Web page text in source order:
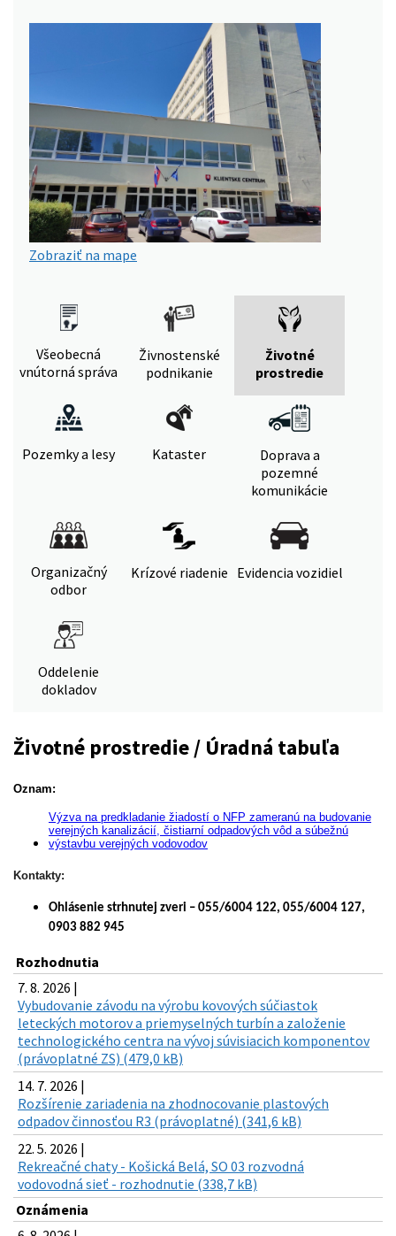
Zobraziť na mape
Všeobecná
vnútorná správa
Živnostenské
podnikanie
Životné
prostredie
Pozemky a lesy Kataster
Doprava a
pozemné
komunikácie
Organizačný
odbor
Krízové riadenie Evidencia vozidiel
Oddelenie
dokladov
Životné prostredie / Úradná tabuľa
Oznam:
Výzva na predkladanie žiadostí o NFP zameranú na budovanie
verejných kanalizácií, čistiarní odpadových vôd a súbežnú
výstavbu verejných vodovodov
Kontakty:
Ohlásenie strhnutej zveri – 055/6004 122, 055/6004 127,
0903 882 945
Rozhodnutia
7. 8. 2026 |
Vybudovanie závodu na výrobu kovových súčiastok
leteckých motorov a priemyselných turbín a založenie
technologického centra na vývoj súvisiacich komponentov
(právoplatné ZS) (479,0 kB)
14. 7. 2026 |
Rozšírenie zariadenia na zhodnocovanie plastových
odpadov činnosťou R3 (právoplatné) (341,6 kB)
22. 5. 2026 |
Rekreačné chaty - Košická Belá, SO 03 rozvodná
vodovodná sieť - rozhodnutie (338,7 kB)
Oznámenia